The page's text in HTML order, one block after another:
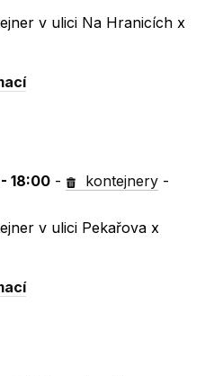
v ulici Na Hranicích x
18:00 - kontejnery -
v ulici Pekařova x